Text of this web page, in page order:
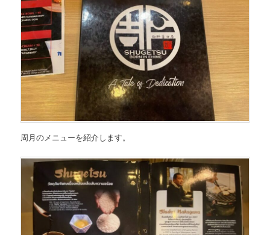
周月のメニューを紹介します。